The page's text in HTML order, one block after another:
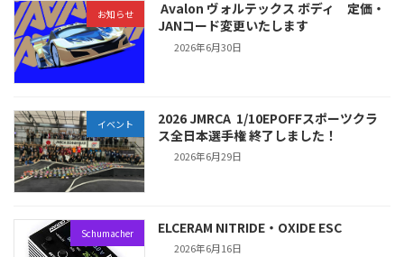
お知らせ
Avalon ヴォルテックス ボディ 定価・
JANコード変更いたします
2026年6月30日
イベント
2026 JMRCA 1/10EPOFFスポーツクラ
ス全日本選手権 終了しました！
2026年6月29日
Schumacher ELCERAM NITRIDE・OXIDE ESC
2026年6月16日